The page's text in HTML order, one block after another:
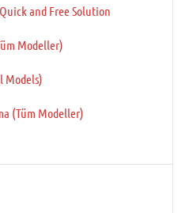
and Free Solution
Modeller)
Models)
(Tüm Modeller)